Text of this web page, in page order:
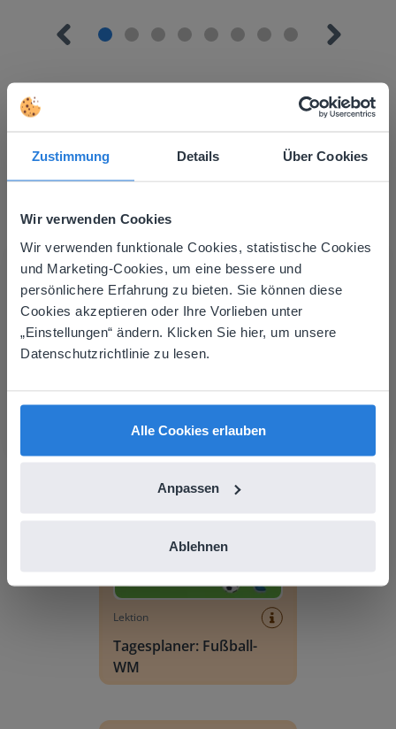
Zustimmung Details Über Cookies
Wir verwenden Cookies
Wir verwenden funktionale Cookies, statistische Cookies
und Marketing-Cookies, um eine bessere und
persönlichere Erfahrung zu bieten. Sie können diese
Cookies akzeptieren oder Ihre Vorlieben unter
„Einstellungen“ ändern. Klicken Sie hier, um unsere
Datenschutzrichtlinie zu lesen.
Alle Cookies erlauben
Anpassen
Ablehnen
Mehr entdecken !
Tagesplaner: Sommer
Lektion
Lektion
Tagesplaner: Fußball-
WM
This website doesn't match
your location
Based on your location, we think you might
prefer to visit our English website. There you'll
English
Deutsch